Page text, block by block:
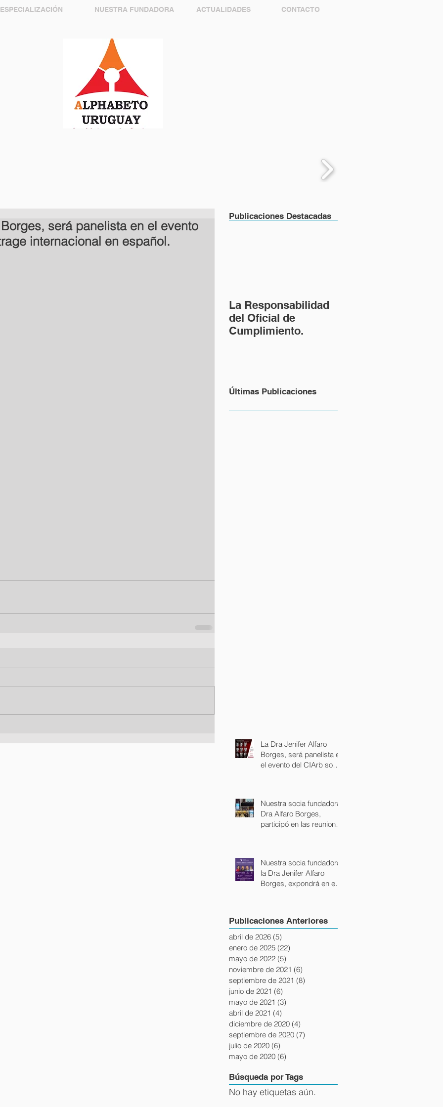
será panelista en el evento
internacional en español.
Publicaciones Destacadas
La Responsabilidad
del Oficial de
Cumplimiento.
Últimas Publicaciones
La Dra Jenifer Alfaro
Borges, será panelista en
el evento del CIArb sobre
Nuestra socia fundadora,
Dra Alfaro Borges,
participó en las reuniones
Nuestra socia fundadora,
la Dra Jenifer Alfaro
Borges, expondrá en el
de Uruguay, la
Embajadora del Perú y la
Presidente del BPS
Publicaciones Anteriores
abril de 2026 (5)
enero de 2025 (22)
mayo de 2022 (5)
noviembre de 2021 (6)
septiembre de 2021 (8)
junio de 2021 (6)
mayo de 2021 (3)
abril de 2021 (4)
diciembre de 2020 (4)
septiembre de 2020 (7)
julio de 2020 (6)
mayo de 2020 (6)
Búsqueda por Tags
No hay etiquetas aún.
NUESTRA FUNDADORA ACTUALIDADES CONTACTO